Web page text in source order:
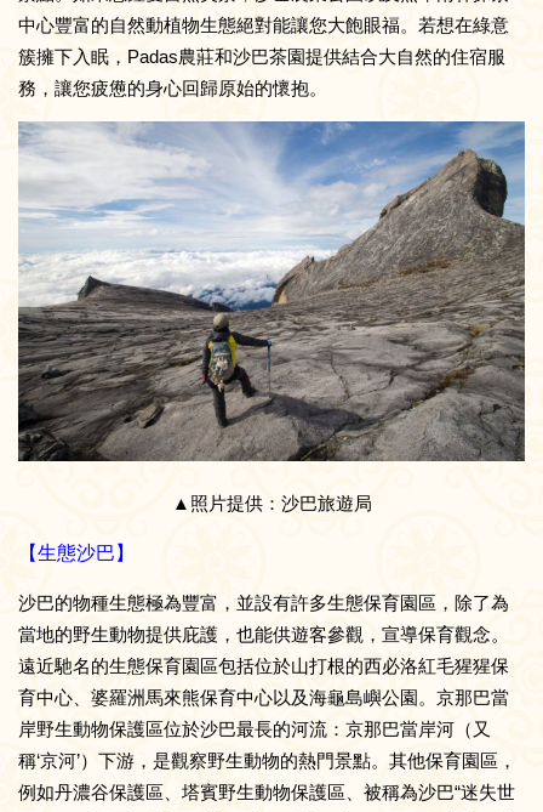
中心豐富的自然動植物生態絕對能讓您大飽眼福。若想在綠意
簇擁下入眠，Padas農莊和沙巴茶園提供結合大自然的住宿服
務，讓您疲憊的身心回歸原始的懷抱。
▲照片提供：沙巴旅遊局
【生態沙巴】
沙巴的物種生態極為豐富，並設有許多生態保育園區，除了為
當地的野生動物提供庇護，也能供遊客參觀，宣導保育觀念。
遠近馳名的生態保育園區包括位於山打根的西必洛紅毛猩猩保
育中心、婆羅洲馬來熊保育中心以及海龜島嶼公園。京那巴當
岸野生動物保護區位於沙巴最長的河流：京那巴當岸河（又
稱‘京河’）下游，是觀察野生動物的熱門景點。其他保育園區，
例如丹濃谷保護區、塔賓野生動物保護區、被稱為沙巴“迷失世